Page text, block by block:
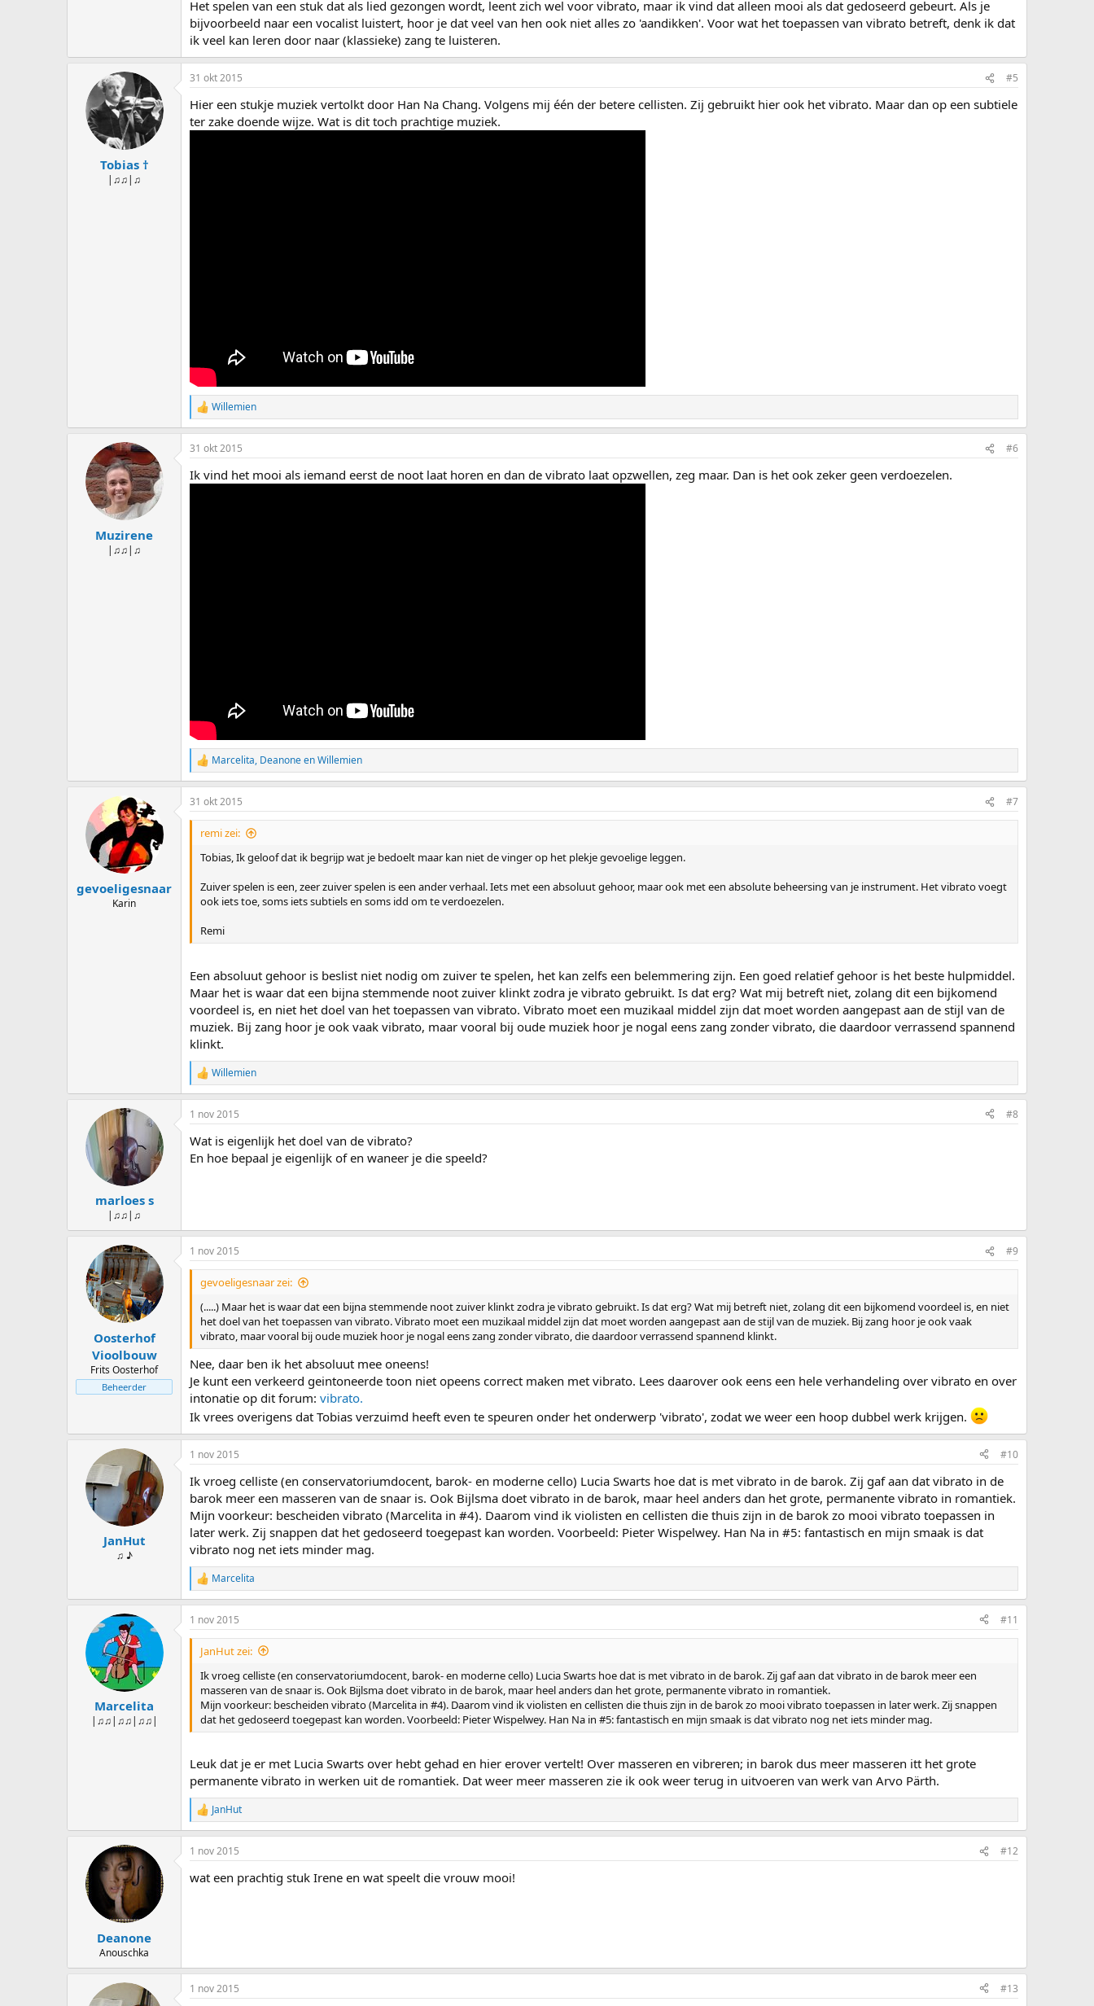
Het spelen van een stuk dat als lied gezongen wordt, leent zich wel voor vibrato, maar ik vind dat alleen mooi als dat gedoseerd gebeurt. Als je
bijvoorbeeld naar een vocalist luistert, hoor je dat veel van hen ook niet alles zo 'aandikken'. Voor wat het toepassen van vibrato betreft, denk ik dat
ik veel kan leren door naar (klassieke) zang te luisteren.
Tobias †
|♫♫|♫
31 okt 2015 #5
Hier een stukje muziek vertolkt door Han Na Chang. Volgens mij één der betere cellisten. Zij gebruikt hier ook het vibrato. Maar dan op een subtiele
ter zake doende wijze. Wat is dit toch prachtige muziek.
W
a
a
r
e
Willemien
Muzirene
|♫♫|♫
31 okt 2015 #6
Ik vind het mooi als iemand eerst de noot laat horen en dan de vibrato laat opzwellen, zeg maar. Dan is het ook zeker geen verdoezelen.
W
a
a
r
d
g
Marcelita, DeanoneenWillemien
gevoeligesnaar
Karin
31 okt 2015 #7
remi zei:
Tobias, Ik geloof dat ik begrijp wat je bedoelt maar kan niet de vinger op het plekje gevoelige leggen.
Zuiver spelen is een, zeer zuiver spelen is een ander verhaal. Iets met een absoluut gehoor, maar ook met een absolute beheersing van je instrument. Het vibrato voegt
ook iets toe, soms iets subtiels en soms idd om te verdoezelen.
Remi
Een absoluut gehoor is beslist niet nodig om zuiver te spelen, het kan zelfs een belemmering zijn. Een goed relatief gehoor is het beste hulpmiddel.
Maar het is waar dat een bijna stemmende noot zuiver klinkt zodra je vibrato gebruikt. Is dat erg? Wat mij betreft niet, zolang dit een bijkomend
voordeel is, en niet het doel van het toepassen van vibrato. Vibrato moet een muzikaal middel zijn dat moet worden aangepast aan de stijl van de
muziek. Bij zang hoor je ook vaak vibrato, maar vooral bij oude muziek hoor je nogal eens zang zonder vibrato, die daardoor verrassend spannend
klinkt.
W
a
a
r
e
r
:
Willemien
marloes s
|♫♫|♫
1 nov 2015 #8
Wat is eigenlijk het doel van de vibrato?
En hoe bepaal je eigenlijk of en waneer je die speeld?
Oosterhof
Vioolbouw
Frits Oosterhof
Beheerder
1 nov 2015 #9
gevoeligesnaar zei:
(.....) Maar het is waar dat een bijna stemmende noot zuiver klinkt zodra je vibrato gebruikt. Is dat erg? Wat mij betreft niet, zolang dit een bijkomend voordeel is, en niet
het doel van het toepassen van vibrato. Vibrato moet een muzikaal middel zijn dat moet worden aangepast aan de stijl van de muziek. Bij zang hoor je ook vaak
vibrato, maar vooral bij oude muziek hoor je nogal eens zang zonder vibrato, die daardoor verrassend spannend klinkt.
Nee, daar ben ik het absoluut mee oneens!
Je kunt een verkeerd geintoneerde toon niet opeens correct maken met vibrato. Lees daarover ook eens een hele verhandeling over vibrato en over
intonatie op dit forum: vibrato.
Ik vrees overigens dat Tobias verzuimd heeft even te speuren onder het onderwerp 'vibrato', zodat we weer een hoop dubbel werk krijgen.
JanHut
♫ ♪
1 nov 2015 #10
Ik vroeg celliste (en conservatoriumdocent, barok- en moderne cello) Lucia Swarts hoe dat is met vibrato in de barok. Zij gaf aan dat vibrato in de
barok meer een masseren van de snaar is. Ook Bijlsma doet vibrato in de barok, maar heel anders dan het grote, permanente vibrato in romantiek.
Mijn voorkeur: bescheiden vibrato (Marcelita in #4). Daarom vind ik violisten en cellisten die thuis zijn in de barok zo mooi vibrato toepassen in
later werk. Zij snappen dat het gedoseerd toegepast kan worden. Voorbeeld: Pieter Wispelwey. Han Na in #5: fantastisch en mijn smaak is dat
vibrato nog net iets minder mag.
W
a
a
r
d
n
Marcelita
Marcelita
|♫♫|♫♫|♫♫|
1 nov 2015 #11
JanHut zei:
Ik vroeg celliste (en conservatoriumdocent, barok- en moderne cello) Lucia Swarts hoe dat is met vibrato in de barok. Zij gaf aan dat vibrato in de barok meer een
masseren van de snaar is. Ook Bijlsma doet vibrato in de barok, maar heel anders dan het grote, permanente vibrato in romantiek.
Mijn voorkeur: bescheiden vibrato (Marcelita in #4). Daarom vind ik violisten en cellisten die thuis zijn in de barok zo mooi vibrato toepassen in later werk. Zij snappen
dat het gedoseerd toegepast kan worden. Voorbeeld: Pieter Wispelwey. Han Na in #5: fantastisch en mijn smaak is dat vibrato nog net iets minder mag.
Leuk dat je er met Lucia Swarts over hebt gehad en hier erover vertelt! Over masseren en vibreren; in barok dus meer masseren itt het grote
permanente vibrato in werken uit de romantiek. Dat weer meer masseren zie ik ook weer terug in uitvoeren van werk van Arvo Pärth.
W
a
a
r
e
:
JanHut
Deanone
Anouschka
1 nov 2015 #12
wat een prachtig stuk Irene en wat speelt die vrouw mooi!
1 nov 2015 #13